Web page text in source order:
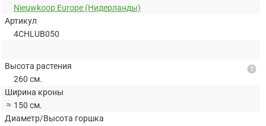
Nieuwkoop Europe (Нидерланды)
Артикул
4CHLUB050
Высота растения
260 см.
Ширина кроны
≈ 150 см.
Диаметр/Высота горшка
help